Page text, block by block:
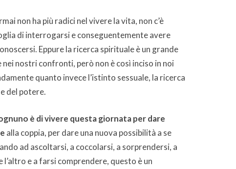
non ha più radici nel vivere la vita, non c’è
di interrogarsi e conseguentemente avere
Eppure la ricerca spirituale è un grande
nei nostri confronti, però non è così inciso in noi
quanto invece l’istinto sessuale, la ricerca
del potere.
è di vivere questa giornata per dare
alla coppia, per dare una nuova possibilità a se
ad ascoltarsi, a coccolarsi, a sorprendersi, a
l’altro e a farsi comprendere, questo è un